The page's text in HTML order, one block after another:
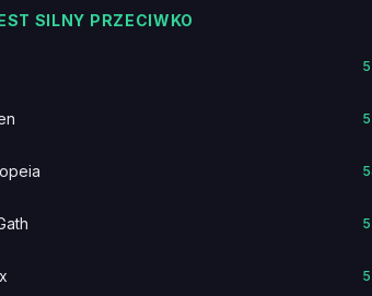
SILNY PRZECIWKO